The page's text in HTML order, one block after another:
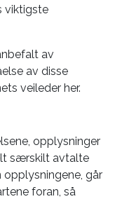
viktigste
av
av disse
veileder her.
opplysninger
særskilt avtalte
går
foran, så